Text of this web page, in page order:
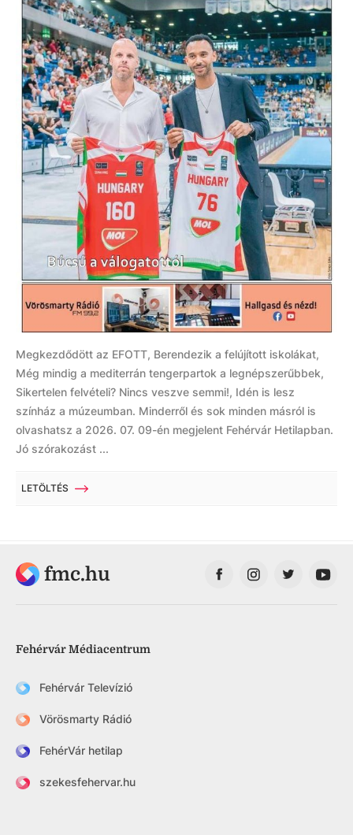
Megkezdődött az EFOTT, Berendezik a felújított iskolákat,
Még mindig a mediterrán tengerpartok a legnépszerűbbek,
Sikertelen felvételi? Nincs veszve semmi!, Idén is lesz
színház a múzeumban. Minderről és sok minden másról is
olvashatsz a 2026. 07. 09-én megjelent Fehérvár Hetilapban.
Jó szórakozást ...
LETÖLTÉS
fmc.hu
Fehérvár Médiacentrum
Fehérvár Televízió
Vörösmarty Rádió
FehérVár hetilap
szekesfehervar.hu